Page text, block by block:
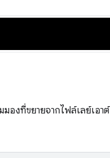
องที่ขยายจากไฟล์เลย์เอาต์